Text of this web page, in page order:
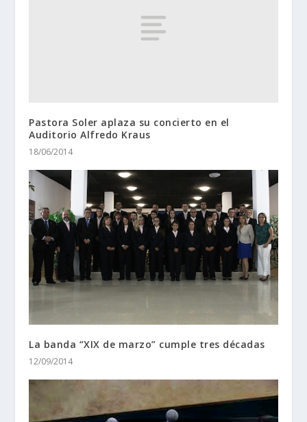
Pastora Soler aplaza su concierto en el
Auditorio Alfredo Kraus
18/06/2014
La banda “XIX de marzo” cumple tres décadas
12/09/2014